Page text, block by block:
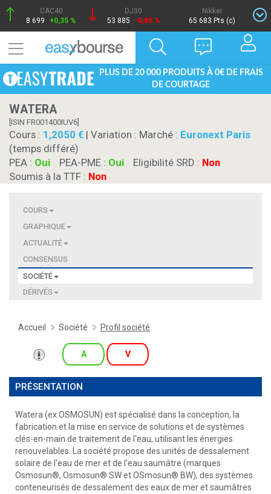
CAC40
8 699
+0,35 %
DJ30
53 885
-0,85 %
Nikkei
65 683 Pts (c)
PLUS DE 20 000 PRODUITS À 0€ DE FRAIS
DE COURTAGE
WATERA
[ISIN FR001400IUV6]
Cours : 1,2050 | Variation : Marché : Euronext Paris
(temps différé)
PEA : Oui PEA-PME : Oui Eligibilité SRD : Non
Soumis à la TTF : Non
COURS
GRAPHIQUE
ACTUALITÉ
CONSENSUS
SOCIÉTÉ
DÉRIVÉS
Accueil Société Profil société
A V
PRÉSENTATION
Watera (ex OSMOSUN) est spécialisé dans la conception, la
fabrication et la mise en service de solutions et de systèmes
clés-en-main de traitement de l'eau, utilisant les énergies
renouvelables. La société propose des unités de dessalement
solaire de l'eau de mer et de l'eau saumâtre (marques
Osmosun®, Osmosun® SW et OSmosun® BW), des systèmes
conteneurisés de dessalement des eaux de mer et saumâtres